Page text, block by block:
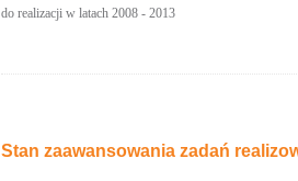
do realizacji w latach 2008 - 2013
Stan zaawansowania zadań